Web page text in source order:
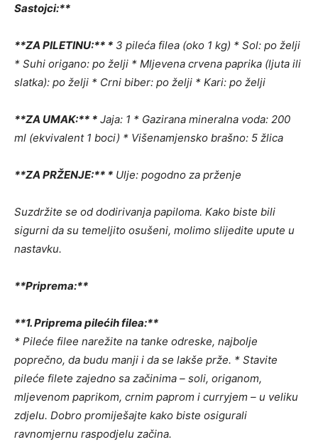
Sastojci:**
**ZA PILETINU:** * 3 pileća filea (oko 1 kg) * Sol: po želji
* Suhi origano: po želji * Mljevena crvena paprika (ljuta ili
slatka): po želji * Crni biber: po želji * Kari: po želji
**ZA UMAK:** * Jaja: 1 * Gazirana mineralna voda: 200
ml (ekvivalent 1 boci) * Višenamjensko brašno: 5 žlica
**ZA PRŽENJE:** * Ulje: pogodno za prženje
Suzdržite se od dodirivanja papiloma. Kako biste bili
sigurni da su temeljito osušeni, molimo slijedite upute u
nastavku.
**Priprema:**
**1. Priprema pilećih filea:**
* Pileće filee narežite na tanke odreske, najbolje
poprečno, da budu manji i da se lakše prže. * Stavite
pileće filete zajedno sa začinima – soli, origanom,
mljevenom paprikom, crnim paprom i curryjem – u veliku
zdjelu. Dobro promiješajte kako biste osigurali
ravnomjernu raspodjelu začina.